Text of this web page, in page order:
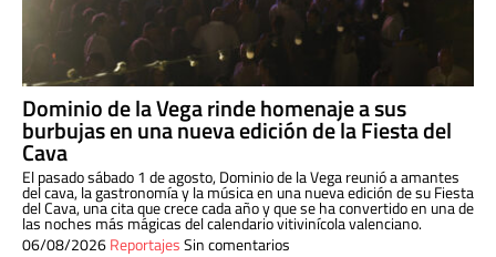
Dominio de la Vega rinde homenaje a sus
burbujas en una nueva edición de la Fiesta del
Cava
El pasado sábado 1 de agosto, Dominio de la Vega reunió a amantes
del cava, la gastronomía y la música en una nueva edición de su Fiesta
del Cava, una cita que crece cada año y que se ha convertido en una de
las noches más mágicas del calendario vitivinícola valenciano.
06/08/2026ReportajesSin comentarios